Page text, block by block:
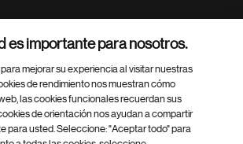
es importante para nosotros.
mejorar su experiencia al visitar nuestras
de rendimiento nos muestran cómo
las cookies funcionales recuerdan sus
de orientación nos ayudan a compartir
para usted. Seleccione: "Aceptar todo" para